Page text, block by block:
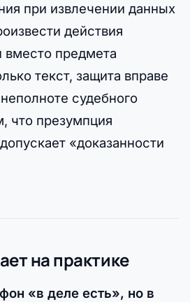
при извлечении данных
действия
вместо предмета
текст, защита вправе
судебного
что презумпция
«доказанности
на практике
«в деле есть», но в